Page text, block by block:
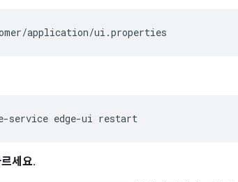
application/ui.properties
service edge-ui restart
세요.